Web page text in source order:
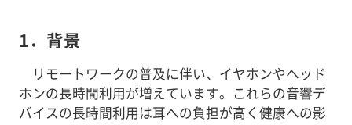
1．背景
リモートワークの普及に伴い、イヤホンやヘッド
ホンの長時間利用が増えています。これらの音響デ
バイスの長時間利用は耳への負担が高く健康への影